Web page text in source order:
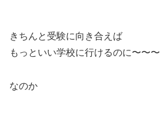
きちんと受験に向き合えば
もっといい学校に行けるのに〜〜〜
なのか